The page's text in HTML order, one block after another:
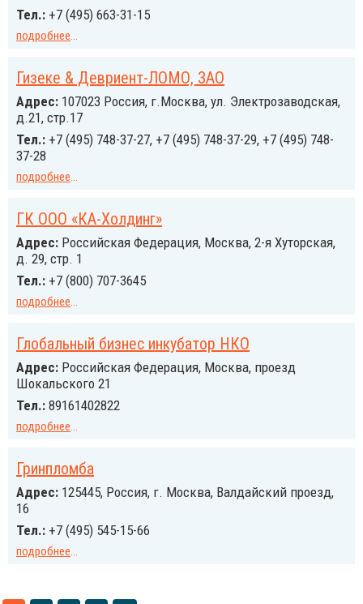
Тел.: +7 (495) 663-31-15
подробнее...
Гизеке & Девриент-ЛОМО, ЗАО
Адрес: 107023 Россия, г.Москва, ул. Электрозаводская,
д.21, стр.17
Тел.: +7 (495) 748-37-27, +7 (495) 748-37-29, +7 (495) 748-
37-28
подробнее...
ГК ООО «КА-Холдинг»
Адрес: Российcкая Федерация, Москва, 2-я Хуторская,
д. 29, стр. 1
Тел.: +7 (800) 707-3645
подробнее...
Глобальный бизнес инкубатор НКО
Адрес: Российcкая Федерация, Москва, проезд
Шокальского 21
Тел.: 89161402822
подробнее...
Гринпломба
Адрес: 125445, Россия, г. Москва, Валдайский проезд,
16
Тел.: +7 (495) 545-15-66
подробнее...